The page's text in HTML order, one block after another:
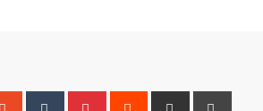
StumbleUpon
Tumblr Pinterest Reddit
Share